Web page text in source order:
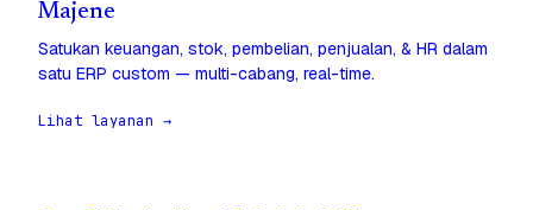
Majene
Satukan keuangan, stok, pembelian, penjualan, & HR dalam
satu ERP custom — multi-cabang, real-time.
Lihat layanan →